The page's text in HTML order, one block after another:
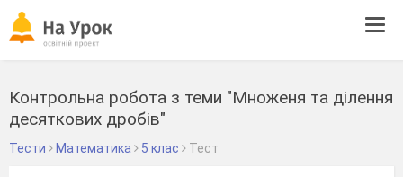
Контрольна робота з теми "Множеня та ділення
десяткових дробів"
Тести Математика 5 клас Тест